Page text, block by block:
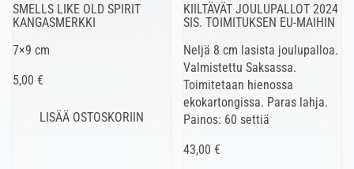
SMELLS LIKE OLD SPIRIT
KANGASMERKKI
7×9 cm
5,00 €
KIILTÄVÄT JOULUPALLOT 2024
SIS. TOIMITUKSEN EU-MAIHIN
Neljä 8 cm lasista joulupalloa.
Valmistettu Saksassa.
Toimitetaan hienossa
ekokartongissa. Paras lahja.
Painos: 60 settiä
43,00 €